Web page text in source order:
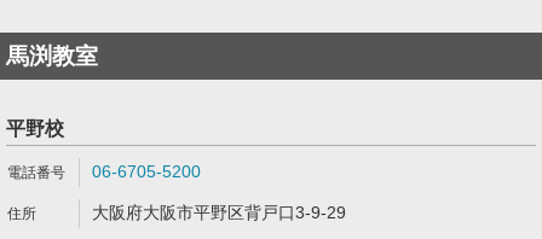
馬渕教室
平野校
06-6705-5200
大阪府大阪市平野区背戸口3-9-29